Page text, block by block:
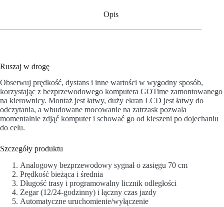
Opis
Ruszaj w drogę
Obserwuj prędkość, dystans i inne wartości w wygodny sposób,
korzystając z bezprzewodowego komputera GOTime zamontowanego
na kierownicy. Montaż jest łatwy, duży ekran LCD jest łatwy do
odczytania, a wbudowane mocowanie na zatrzask pozwala
momentalnie zdjąć komputer i schować go od kieszeni po dojechaniu
do celu.
Szczegóły produktu
Analogowy bezprzewodowy sygnał o zasięgu 70 cm
Prędkość bieżąca i średnia
Długość trasy i programowalny licznik odległości
Zegar (12/24-godzinny) i łączny czas jazdy
Automatyczne uruchomienie/wyłączenie